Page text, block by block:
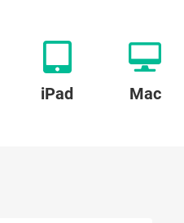
iPad Mac